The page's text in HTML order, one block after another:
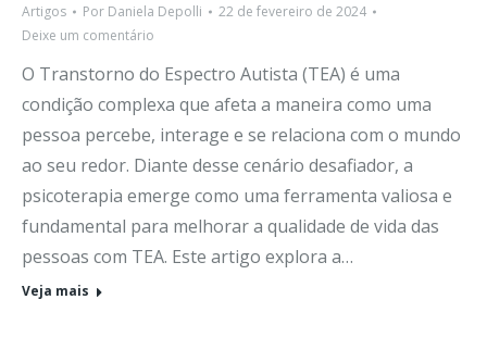
Artigos Por Daniela Depolli
22 de fevereiro de 2024
Deixe um comentário
O Transtorno do Espectro Autista (TEA) é uma
condição complexa que afeta a maneira como uma
pessoa percebe, interage e se relaciona com o mundo
ao seu redor. Diante desse cenário desafiador, a
psicoterapia emerge como uma ferramenta valiosa e
fundamental para melhorar a qualidade de vida das
pessoas com TEA. Este artigo explora a…
Veja mais